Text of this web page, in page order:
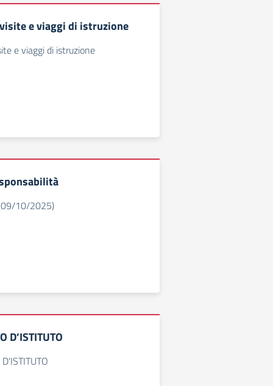
e viaggi di istruzione
e viaggi di istruzione
10/2025)
D’ISTITUTO